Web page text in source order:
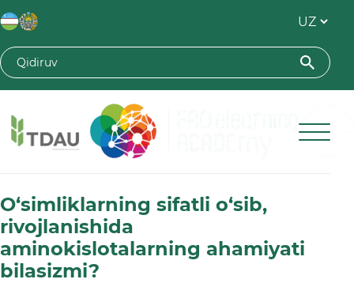
Toshkent davlat agrar universiteti
O‘simliklarning sifatli o‘sib,
rivojlanishida
aminokislotalarning ahamiyati
bilasizmi?